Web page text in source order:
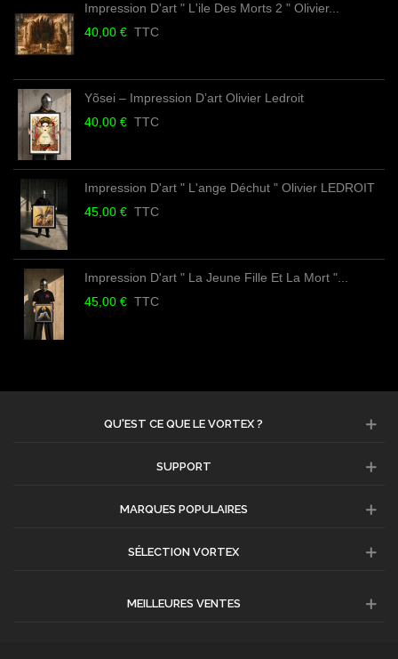
Impression D'art " L'ile Des Morts 2 " Olivier...
40,00 € TTC
Yõsei – Impression D’art Olivier Ledroit
40,00 € TTC
Impression D'art " L'ange Déchut " Olivier LEDROIT
45,00 € TTC
Impression D'art " La Jeune Fille Et La Mort "...
45,00 € TTC
QU'EST CE QUE LE VORTEX ?
SUPPORT
MARQUES POPULAIRES
SÉLECTION VORTEX
MEILLEURES VENTES